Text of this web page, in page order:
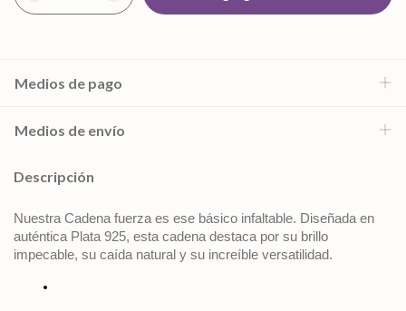
Medios de pago
Medios de envío
Descripción
Nuestra Cadena fuerza es ese básico infaltable. Diseñada en
auténtica Plata 925, esta cadena destaca por su brillo
impecable, su caída natural y su increíble versatilidad.